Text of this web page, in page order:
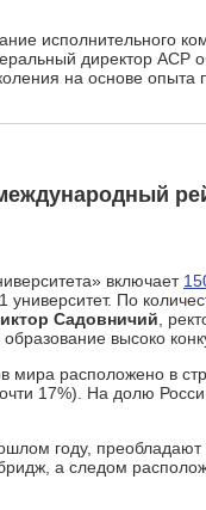
исполнительного
директор АСР
на основе
включает
университет. По
Садовничий ,
образование высоко
мира расположено в
17%). На долю
году,
а следом